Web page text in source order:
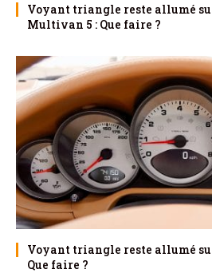
Voyant triangle reste allumé
Multivan 5 : Que faire ?
Voyant triangle reste allumé
Que faire ?